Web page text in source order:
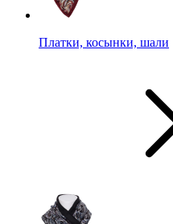
Платки, косынки, шали